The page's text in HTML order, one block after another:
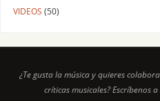
VIDEOS (50)
¿Te gusta la música y quieres
críticas musicales? Escríbenos